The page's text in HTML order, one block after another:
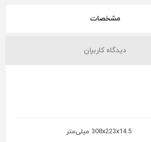
مشخصات
دیدگاه کاربران
308x223x14.5 میلی‌متر